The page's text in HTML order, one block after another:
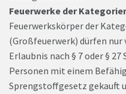
Feuerwerke der
Feuerwerkskörper der
(Großfeuerwerk) dürfen
Erlaubnis nach § 7 oder §
Personen mit einem
Sprengstoffgesetz gekauft